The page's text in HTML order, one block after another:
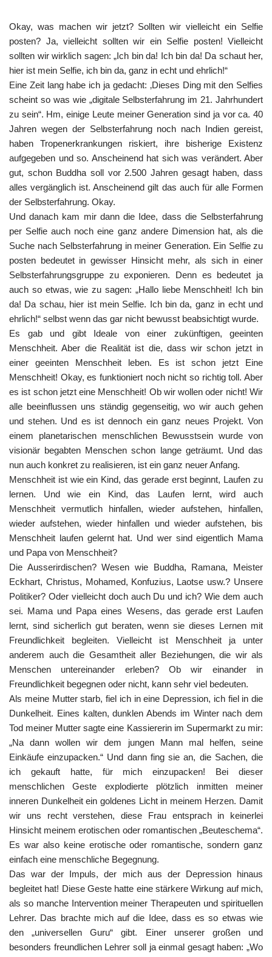
Okay, was machen wir jetzt? Sollten wir vielleicht ein Selfie
posten? Ja, vielleicht sollten wir ein Selfie posten! Vielleicht
sollten wir wirklich sagen: „Ich bin da! Ich bin da! Da schaut her,
hier ist mein Selfie, ich bin da, ganz in echt und ehrlich!“
Eine Zeit lang habe ich ja gedacht: ‚Dieses Ding mit den Selfies
scheint so was wie „digitale Selbsterfahrung im 21. Jahrhundert
zu sein“. Hm, einige Leute meiner Generation sind ja vor ca. 40
Jahren wegen der Selbsterfahrung noch nach Indien gereist,
haben Tropenerkrankungen riskiert, ihre bisherige Existenz
aufgegeben und so. Anscheinend hat sich was verändert. Aber
gut, schon Buddha soll vor 2.500 Jahren gesagt haben, dass
alles vergänglich ist. Anscheinend gilt das auch für alle Formen
der Selbsterfahrung. Okay.
Und danach kam mir dann die Idee, dass die Selbsterfahrung
per Selfie auch noch eine ganz andere Dimension hat, als die
Suche nach Selbsterfahrung in meiner Generation. Ein Selfie zu
posten bedeutet in gewisser Hinsicht mehr, als sich in einer
Selbsterfahrungsgruppe zu exponieren. Denn es bedeutet ja
auch so etwas, wie zu sagen: „Hallo liebe Menschheit! Ich bin
da! Da schau, hier ist mein Selfie. Ich bin da, ganz in echt und
ehrlich!“ selbst wenn das gar nicht bewusst beabsichtigt wurde.
Es gab und gibt Ideale von einer zukünftigen, geeinten
Menschheit. Aber die Realität ist die, dass wir schon jetzt in
einer geeinten Menschheit leben. Es ist schon jetzt Eine
Menschheit! Okay, es funktioniert noch nicht so richtig toll. Aber
es ist schon jetzt eine Menschheit! Ob wir wollen oder nicht! Wir
alle beeinflussen uns ständig gegenseitig, wo wir auch gehen
und stehen. Und es ist dennoch ein ganz neues Projekt. Von
einem planetarischen menschlichen Bewusstsein wurde von
visionär begabten Menschen schon lange geträumt. Und das
nun auch konkret zu realisieren, ist ein ganz neuer Anfang.
Menschheit ist wie ein Kind, das gerade erst beginnt, Laufen zu
lernen. Und wie ein Kind, das Laufen lernt, wird auch
Menschheit vermutlich hinfallen, wieder aufstehen, hinfallen,
wieder aufstehen, wieder hinfallen und wieder aufstehen, bis
Menschheit laufen gelernt hat. Und wer sind eigentlich Mama
und Papa von Menschheit?
Die Ausserirdischen? Wesen wie Buddha, Ramana, Meister
Eckhart, Christus, Mohamed, Konfuzius, Laotse usw.? Unsere
Politiker? Oder vielleicht doch auch Du und ich? Wie dem auch
sei. Mama und Papa eines Wesens, das gerade erst Laufen
lernt, sind sicherlich gut beraten, wenn sie dieses Lernen mit
Freundlichkeit begleiten. Vielleicht ist Menschheit ja unter
anderem auch die Gesamtheit aller Beziehungen, die wir als
Menschen untereinander erleben? Ob wir einander in
Freundlichkeit begegnen oder nicht, kann sehr viel bedeuten.
Als meine Mutter starb, fiel ich in eine Depression, ich fiel in die
Dunkelheit. Eines kalten, dunklen Abends im Winter nach dem
Tod meiner Mutter sagte eine Kassiererin im Supermarkt zu mir:
„Na dann wollen wir dem jungen Mann mal helfen, seine
Einkäufe einzupacken.“ Und dann fing sie an, die Sachen, die
ich gekauft hatte, für mich einzupacken! Bei dieser
menschlichen Geste explodierte plötzlich inmitten meiner
inneren Dunkelheit ein goldenes Licht in meinem Herzen. Damit
wir uns recht verstehen, diese Frau entsprach in keinerlei
Hinsicht meinem erotischen oder romantischen „Beuteschema“.
Es war also keine erotische oder romantische, sondern ganz
einfach eine menschliche Begegnung.
Das war der Impuls, der mich aus der Depression hinaus
begleitet hat! Diese Geste hatte eine stärkere Wirkung auf mich,
als so manche Intervention meiner Therapeuten und spirituellen
Lehrer. Das brachte mich auf die Idee, dass es so etwas wie
den „universellen Guru“ gibt. Einer unserer großen und
besonders freundlichen Lehrer soll ja einmal gesagt haben: „Wo